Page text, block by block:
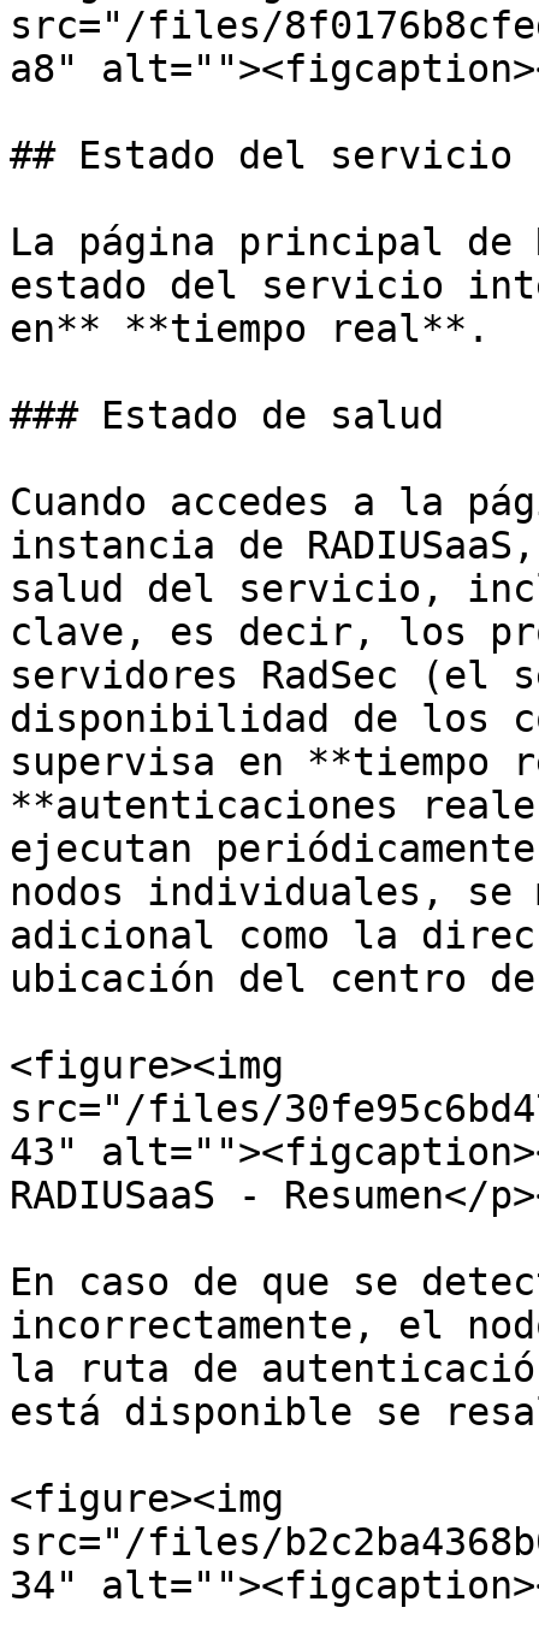
src="/files/
a8"
## Estado del servicio
La página principal de
estado del servicio
en** **tiempo real**.
### Estado de salud
Cuando accedes a la
instancia de
salud del servicio,
clave, es decir, los
servidores RadSec
disponibilidad de los
supervisa en **tiempo
**autenticaciones
ejecutan
nodos individuales, se
adicional como la
ubicación del centro
<figure><img
src="/files/
43"
RADIUSaaS -
En caso de que se
incorrectamente, el
la ruta de
está disponible se
<figure><img
src="/files/
34"